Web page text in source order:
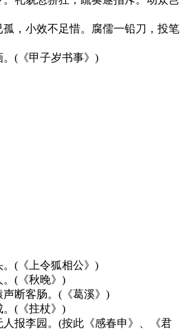
，小效不足惜。腐儒一铅刀，投笔
(《甲子岁书事》)
(《上令狐相公》)
。(《秋晚》)
断客肠。(《葛溪》)
(《拄杖》)
报李园。(按此《感春申》、《君